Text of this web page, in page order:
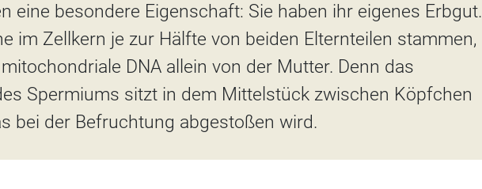
eine besondere Eigenschaft: Sie haben ihr eigenes Erbgut.
im Zellkern je zur Hälfte von beiden Elternteilen stammen,
DNA allein von der Mutter. Denn das
Spermiums sitzt in dem Mittelstück zwischen Köpfchen
bei der Befruchtung abgestoßen wird.